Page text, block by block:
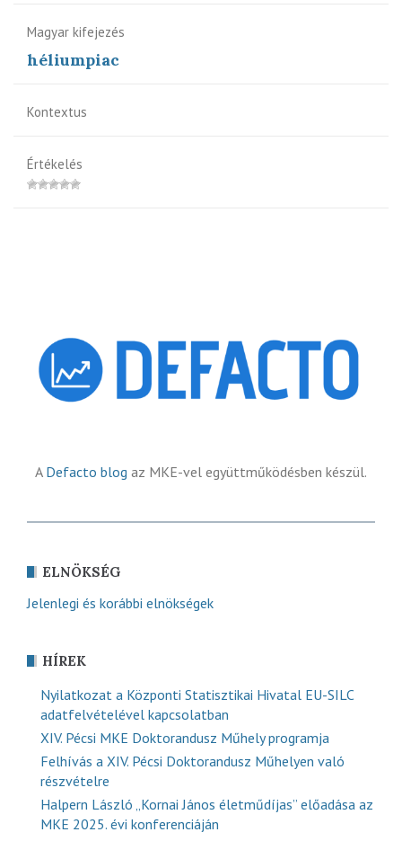
Magyar kifejezés
héliumpiac
Kontextus
Értékelés
A Defacto blog az MKE-vel együttműködésben készül.
ELNÖKSÉG
Jelenlegi és korábbi elnökségek
HÍREK
Nyilatkozat a Központi Statisztikai Hivatal EU-SILC
adatfelvételével kapcsolatban
XIV. Pécsi MKE Doktorandusz Műhely programja
Felhívás a XIV. Pécsi Doktorandusz Műhelyen való
részvételre
Halpern László „Kornai János életműdíjas” előadása az
MKE 2025. évi konferenciáján